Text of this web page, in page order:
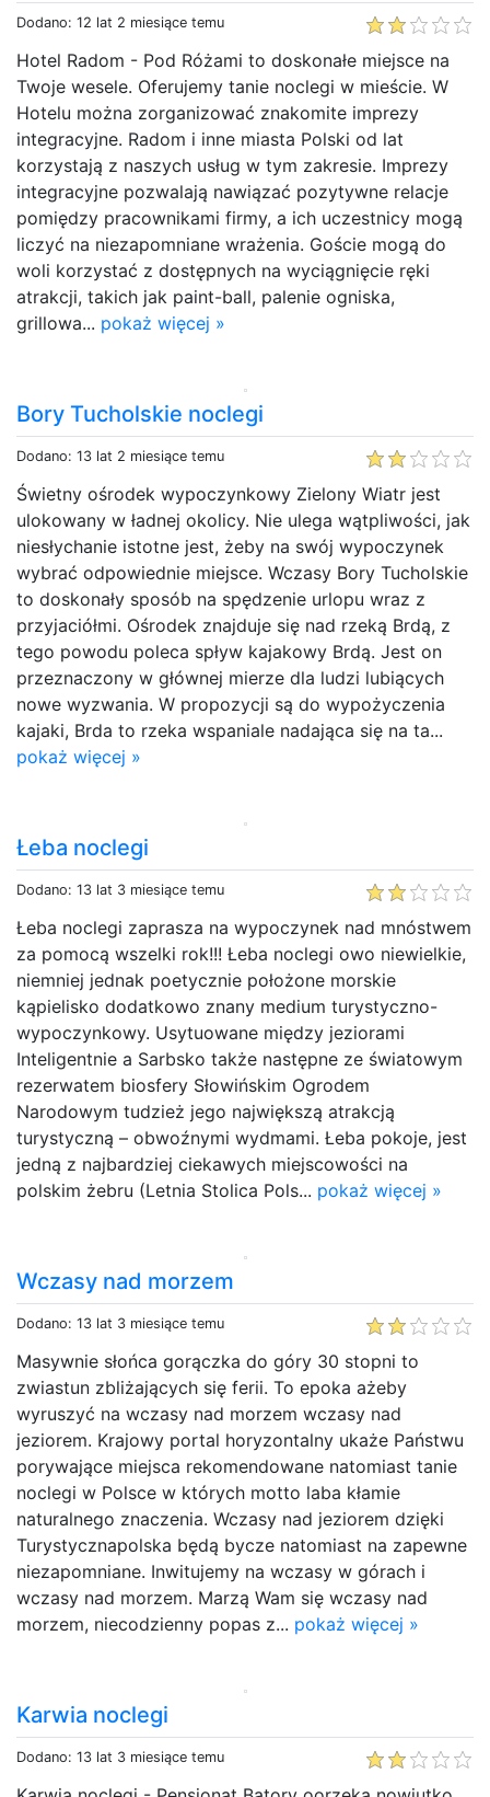
Dodano: 12 lat 2 miesiące temu
Hotel Radom - Pod Różami to doskonałe miejsce na
Twoje wesele. Oferujemy tanie noclegi w mieście. W
Hotelu można zorganizować znakomite imprezy
integracyjne. Radom i inne miasta Polski od lat
korzystają z naszych usług w tym zakresie. Imprezy
integracyjne pozwalają nawiązać pozytywne relacje
pomiędzy pracownikami firmy, a ich uczestnicy mogą
liczyć na niezapomniane wrażenia. Goście mogą do
woli korzystać z dostępnych na wyciągnięcie ręki
atrakcji, takich jak paint-ball, palenie ogniska,
grillowa... pokaż więcej »
Bory Tucholskie noclegi
Dodano: 13 lat 2 miesiące temu
Świetny ośrodek wypoczynkowy Zielony Wiatr jest
ulokowany w ładnej okolicy. Nie ulega wątpliwości, jak
niesłychanie istotne jest, żeby na swój wypoczynek
wybrać odpowiednie miejsce. Wczasy Bory Tucholskie
to doskonały sposób na spędzenie urlopu wraz z
przyjaciółmi. Ośrodek znajduje się nad rzeką Brdą, z
tego powodu poleca spływ kajakowy Brdą. Jest on
przeznaczony w głównej mierze dla ludzi lubiących
nowe wyzwania. W propozycji są do wypożyczenia
kajaki, Brda to rzeka wspaniale nadająca się na ta...
pokaż więcej »
Łeba noclegi
Dodano: 13 lat 3 miesiące temu
Łeba noclegi zaprasza na wypoczynek nad mnóstwem
za pomocą wszelki rok!!! Łeba noclegi owo niewielkie,
niemniej jednak poetycznie położone morskie
kąpielisko dodatkowo znany medium turystyczno-
wypoczynkowy. Usytuowane między jeziorami
Inteligentnie a Sarbsko także następne ze światowym
rezerwatem biosfery Słowińskim Ogrodem
Narodowym tudzież jego największą atrakcją
turystyczną – obwoźnymi wydmami. Łeba pokoje, jest
jedną z najbardziej ciekawych miejscowości na
polskim żebru (Letnia Stolica Pols... pokaż więcej »
Wczasy nad morzem
Dodano: 13 lat 3 miesiące temu
Masywnie słońca gorączka do góry 30 stopni to
zwiastun zbliżających się ferii. To epoka ażeby
wyruszyć na wczasy nad morzem wczasy nad
jeziorem. Krajowy portal horyzontalny ukaże Państwu
porywające miejsca rekomendowane natomiast tanie
noclegi w Polsce w których motto laba kłamie
naturalnego znaczenia. Wczasy nad jeziorem dzięki
Turystycznapolska będą bycze natomiast na zapewne
niezapomniane. Inwitujemy na wczasy w górach i
wczasy nad morzem. Marzą Wam się wczasy nad
morzem, niecodzienny popas z... pokaż więcej »
Karwia noclegi
Dodano: 13 lat 3 miesiące temu